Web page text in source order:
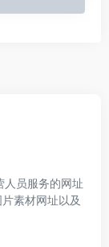
人员服务的网址
素材网址以及